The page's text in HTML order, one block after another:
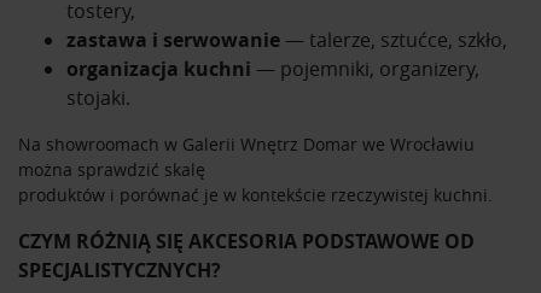
tostery,
zastawa i serwowanie — talerze, sztućce, szkło,
organizacja kuchni — pojemniki, organizery,
stojaki.
Na showroomach w Galerii Wnętrz Domar we Wrocławiu
można sprawdzić skalę
produktów i porównać je w kontekście rzeczywistej kuchni.
CZYM RÓŻNIĄ SIĘ AKCESORIA PODSTAWOWE OD
SPECJALISTYCZNYCH?